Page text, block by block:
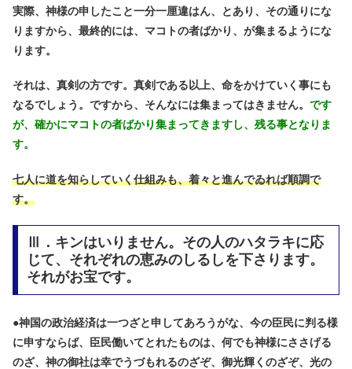
実際、神様の申したこと一分一厘違はん、とあり、その通りにな
りますから、最終的には、マコトの者ばかり、が集まるようにな
ります。
それは、真剣の方です。真剣である以上、命をかけていく事にも
なるでしょう。ですから、そんなには集まってはきません。 です
が、確かにマコトの者ばかり集まってきますし、残る事となりま
す。
七人に道を知らしていく仕組みも、着々と進んでゐれば順調で
す。
Ⅲ．キンはいりません。その人のハタラキに応
じて、それぞれの恵みのしるしを下さります。
それがお宝です。
●神国の政治経済は一つざと申してあろうがな、今の臣民に判る様
に申すならば、臣民働いてとれたものは、何でも神様にささげる
のざ、神の御社は幸でうづもれるのざぞ、御光輝くのざぞ、光の